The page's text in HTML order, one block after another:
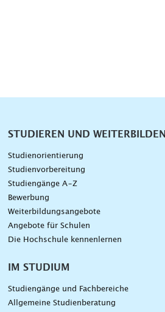
Unternavigation
STUDIEREN UND WEITERBILDEN
Studienorientierung
Studienvorbereitung
Studiengänge A–Z
Bewerbung
Weiterbildungsangebote
Angebote für Schulen
Die Hochschule kennenlernen
IM STUDIUM
Studiengänge und Fachbereiche
Allgemeine Studienberatung